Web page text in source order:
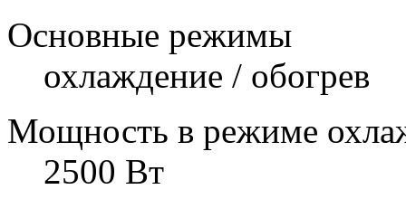
Основные режимы
охлаждение / обогрев
Мощность в режиме
2500 Вт